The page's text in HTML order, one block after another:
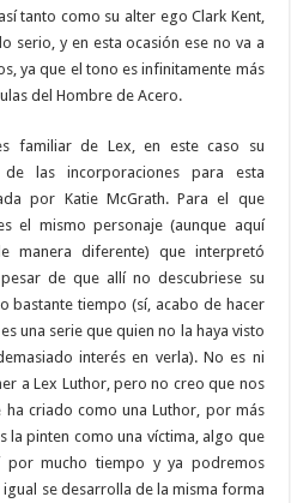
tanto como su alter ego Clark Kent,
serio, y en esta ocasión ese no va a
ya que el tono es infinitamente más
del Hombre de Acero.
familiar de Lex, en este caso su
las incorporaciones para esta
por Katie McGrath. Para el que
el mismo personaje (aunque aquí
manera diferente) que interpretó
de que allí no descubriese su
bastante tiempo (sí, acabo de hacer
una serie que quien no la haya visto
interés en verla). No es ni
a Lex Luthor, pero no creo que nos
criado como una Luthor, por más
la pinten como una víctima, algo que
mucho tiempo y ya podremos
se desarrolla de la misma forma